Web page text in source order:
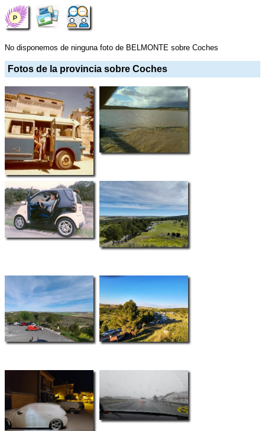
No disponemos de ninguna foto de BELMONTE sobre Coches
Fotos de la provincia sobre Coches